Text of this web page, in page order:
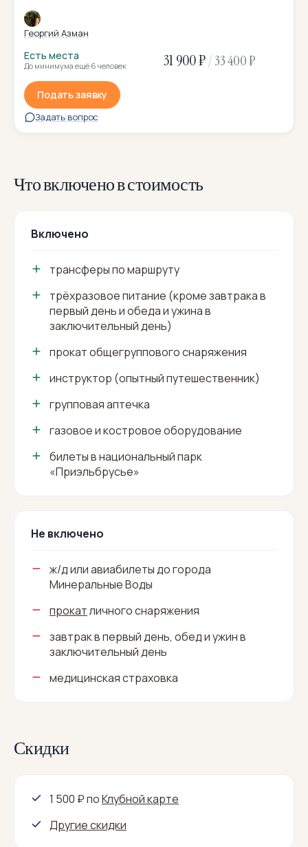
Георгий Азман
Есть места
До минимума ещё 6 человек 31 900 ₽/33 400 ₽
Подать заявку
Задать вопрос
Что включено в стоимость
Включено
трансферы по маршруту
трёхразовое питание (кроме завтрака в
первый день и обеда и ужина в
заключительный день)
прокат общегруппового снаряжения
инструктор (опытный путешественник)
групповая аптечка
газовое и костровое оборудование
билеты в национальный парк
«Приэльбрусье»
Не включено
ж/д или авиабилеты до города
Минеральные Воды
прокатличного снаряжения
завтрак в первый день, обед и ужин в
заключительный день
медицинская страховка
Скидки
1 500 ₽поКлубной карте
Другие скидки